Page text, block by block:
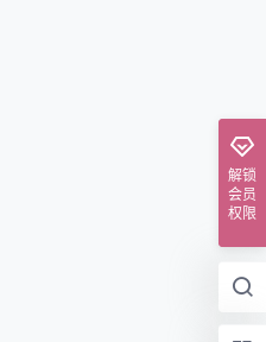
解锁
会员
权限